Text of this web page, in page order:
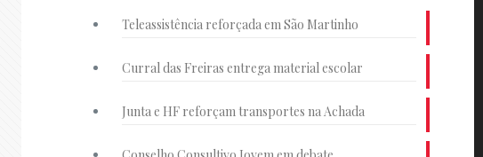
Teleassistência reforçada em São Martinho
Curral das Freiras entrega material escolar
Junta e HF reforçam transportes na Achada